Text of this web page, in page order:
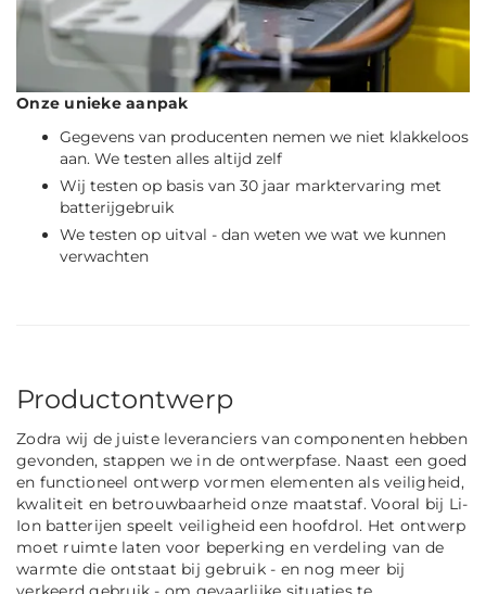
Onze unieke aanpak
Gegevens van producenten nemen we niet klakkeloos
aan. We testen alles altijd zelf
Wij testen op basis van 30 jaar marktervaring met
batterijgebruik
We testen op uitval - dan weten we wat we kunnen
verwachten
Productontwerp
Zodra wij de juiste leveranciers van componenten hebben
gevonden, stappen we in de ontwerpfase. Naast een goed
en functioneel ontwerp vormen elementen als veiligheid,
kwaliteit en betrouwbaarheid onze maatstaf. Vooral bij Li-
Ion batterijen speelt veiligheid een hoofdrol. Het ontwerp
moet ruimte laten voor beperking en verdeling van de
warmte die ontstaat bij gebruik - en nog meer bij